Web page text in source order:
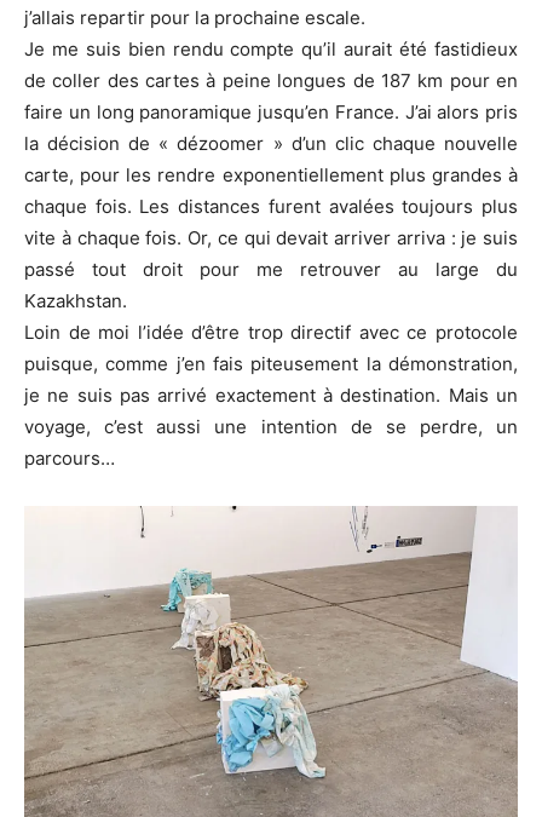
j’allais repartir pour la prochaine escale.
Je me suis bien rendu compte qu’il aurait été fastidieux
de coller des cartes à peine longues de 187 km pour en
faire un long panoramique jusqu’en France. J’ai alors pris
la décision de « dézoomer » d’un clic chaque nouvelle
carte, pour les rendre exponentiellement plus grandes à
chaque fois. Les distances furent avalées toujours plus
vite à chaque fois. Or, ce qui devait arriver arriva : je suis
passé tout droit pour me retrouver au large du
Kazakhstan.
Loin de moi l’idée d’être trop directif avec ce protocole
puisque, comme j’en fais piteusement la démonstration,
je ne suis pas arrivé exactement à destination. Mais un
voyage, c’est aussi une intention de se perdre, un
parcours…